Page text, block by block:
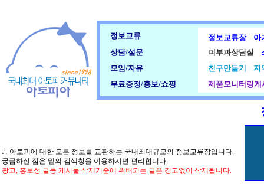
정보교류 정보교류장
아
상담/설문
피부과상담실
모임/자유
친구만들기
지
무료증정/홍보/쇼핑
제품모니터링게
∴ 아토피에 대한 모든 정보를 교환하는 국내최대규모의 정보교류장입니다.
궁금하신 점은 밑의 검색창을 이용하시면 편리합니다.
광고, 홍보성 글등 게시물 삭제기준에 위배되는 글은 경고없이 삭제됩니다.